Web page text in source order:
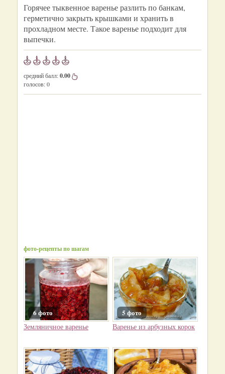
Горячее тыквенное варенье разлить по банкам,
герметично закрыть крышками и хранить в
прохладном месте. Такое варенье подходит для
выпечки.
средний балл:0.00
голосов:0
фото-рецепты по шагам
6 фото
Земляничное варенье
5 фото
Варенье из арбузных корок